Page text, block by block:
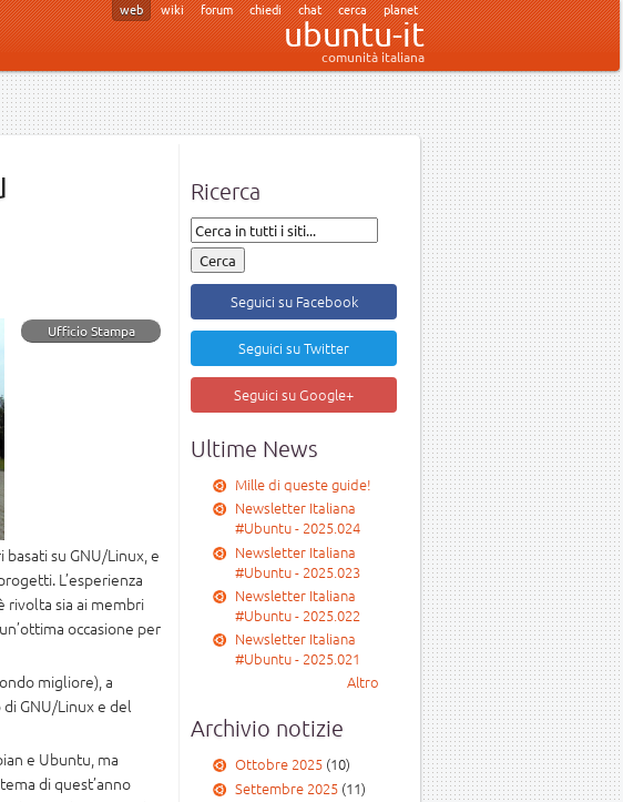
web wiki forum chiedi chat cerca planet
ubuntu-it
comunità italiana
Ricerca
Seguici su Facebook
Seguici su Twitter
Seguici su Google+
Ultime News
Mille di queste guide!
Newsletter Italiana
#Ubuntu - 2025.024
Newsletter Italiana
#Ubuntu - 2025.023
Newsletter Italiana
#Ubuntu - 2025.022
Newsletter Italiana
#Ubuntu - 2025.021
Altro
Archivio notizie
Ottobre 2025(10)
Settembre 2025(11)
Ufficio Stampa
su GNU/Linux, e
L’esperienza
rivolta sia ai membri
occasione per
migliore), a
GNU/Linux e del
e Ubuntu, ma
di quest’anno